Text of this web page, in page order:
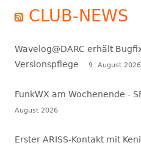
CLUB-NEWS
Wavelog@DARC erhält
Versionspflege
9. August 2026
FunkWX am Wochenende -
August 2026
Erster ARISS-Kontakt mit